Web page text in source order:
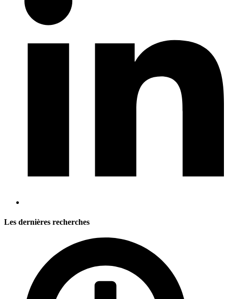
Les dernières recherches